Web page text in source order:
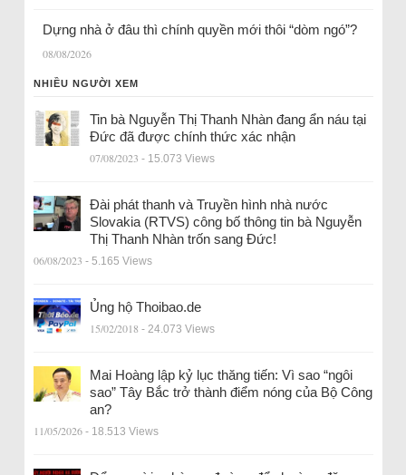
Dựng nhà ở đâu thì chính quyền mới thôi “dòm ngó”?
08/08/2026
NHIỀU NGƯỜI XEM
Tin bà Nguyễn Thị Thanh Nhàn đang ẩn náu tại
Đức đã được chính thức xác nhận
07/08/2023 - 15.073 Views
Đài phát thanh và Truyền hình nhà nước
Slovakia (RTVS) công bố thông tin bà Nguyễn
Thị Thanh Nhàn trốn sang Đức!
06/08/2023 - 5.165 Views
Ủng hộ Thoibao.de
15/02/2018 - 24.073 Views
Mai Hoàng lập kỷ lục thăng tiến: Vì sao “ngôi
sao” Tây Bắc trở thành điểm nóng của Bộ Công
an?
11/05/2026 - 18.513 Views